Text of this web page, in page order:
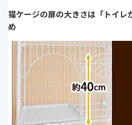
猫ケージの扉の大きさは「トイレ
め